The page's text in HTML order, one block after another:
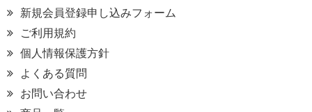
新規会員登録申し込みフォーム
ご利用規約
個人情報保護方針
よくある質問
お問い合わせ